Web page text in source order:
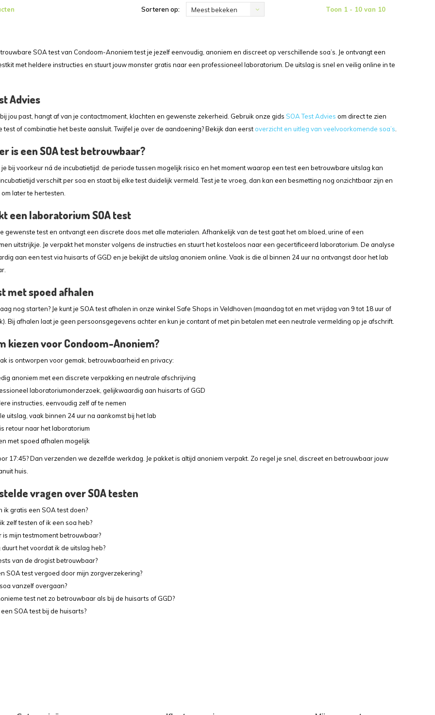
Sorteren op: Meest bekeken Toon 1 - 10 van 10
SOA test van Condoom-Anoniem test je jezelf eenvoudig, anoniem en discreet op verschillende soa’s. Je ontvangt een
met heldere instructies en stuurt jouw monster gratis naar een professioneel laboratorium. De uitslag is snel en veilig online in te
Advies
jou past, hangt af van je contactmoment, klachten en gewenste zekerheid. Gebruik onze gids SOA Test Advies om direct te zien
test of combinatie het beste aansluit. Twijfel je over de aandoening? Bekijk dan eerst overzicht en uitleg van veelvoorkomende soa’s
is een SOA test betrouwbaar?
je bij voorkeur ná de incubatietijd: de periode tussen mogelijk risico en het moment waarop een test een betrouwbare uitslag kan
verschilt per soa en staat bij elke test duidelijk vermeld. Test je te vroeg, dan kan een besmetting nog onzichtbaar zijn en
later te hertesten.
een laboratorium SOA test
gewenste test en ontvangt een discrete doos met alle materialen. Afhankelijk van de test gaat het om bloed, urine of een
uitstrijkje. Je verpakt het monster volgens de instructies en stuurt het kosteloos naar een gecertificeerd laboratorium. De analyse
aan een test via huisarts of GGD en je bekijkt de uitslag anoniem online. Vaak is die al binnen 24 uur na ontvangst door het lab
met spoed afhalen
nog starten? Je kunt je SOA test afhalen in onze winkel Safe Shops in Veldhoven (maandag tot en met vrijdag van 9 tot 18 uur of
Bij afhalen laat je geen persoonsgegevens achter en kun je contant of met pin betalen met een neutrale vermelding op je afschrift.
kiezen voor Condoom-Anoniem?
is ontworpen voor gemak, betrouwbaarheid en privacy:
anoniem met een discrete verpakking en neutrale afschrijving
laboratoriumonderzoek, gelijkwaardig aan huisarts of GGD
instructies, eenvoudig zelf af te nemen
uitslag, vaak binnen 24 uur na aankomst bij het lab
retour naar het laboratorium
met spoed afhalen mogelijk
17:45? Dan verzenden we dezelfde werkdag. Je pakket is altijd anoniem verpakt. Zo regel je snel, discreet en betrouwbaar jouw
huis.
vragen over SOA testen
ik gratis een SOA test doen?
zelf testen of ik een soa heb?
is mijn testmoment betrouwbaar?
duurt het voordat ik de uitslag heb?
van de drogist betrouwbaar?
SOA test vergoed door mijn zorgverzekering?
vanzelf overgaan?
test net zo betrouwbaar als bij de huisarts of GGD?
SOA test bij de huisarts?